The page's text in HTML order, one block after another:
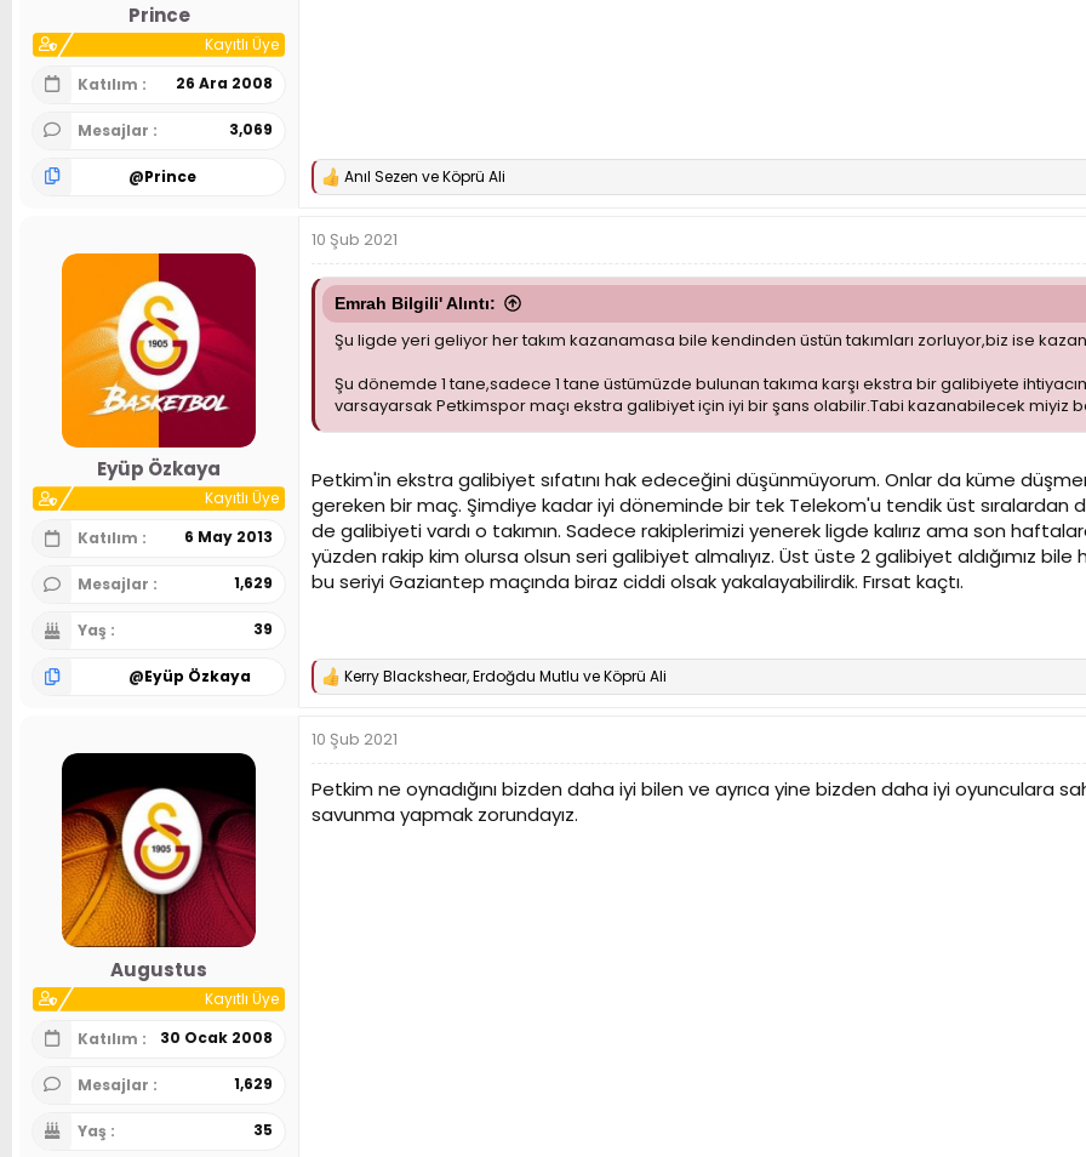
Prince
Kayıtlı Üye
Katılım
26 Ara 2008
Mesajlar 3,069
@Prince
T
k
i
l
e
r
Anıl Sezen veKöprü Ali
Eyüp Özkaya
Kayıtlı Üye
Katılım
6 May 2013
Mesajlar 1,629
Yaş 39
@Eyüp Özkaya
10 Şub 2021
Emrah Bilgili' Alıntı:
Şu ligde yeri geliyor her takım kazanamasa bile kendinden üstün takımları zorluyor,biz ise
Şu dönemde 1 tane,sadece 1 tane üstümüzde bulunan takıma karşı ekstra bir galibiyete
varsayarsak Petkimspor maçı ekstra galibiyet için iyi bir şans olabilir.Tabi kazanabilecek miyiz
Petkim'in ekstra galibiyet sıfatını hak edeceğini düşünmüyorum. Onlar da küme
gereken bir maç. Şimdiye kadar iyi döneminde bir tek Telekom'u tendik üst sıralardan
de galibiyeti vardı o takımın. Sadece rakiplerimizi yenerek ligde kalırız ama son
yüzden rakip kim olursa olsun seri galibiyet almalıyız. Üst üste 2 galibiyet aldığımız
bu seriyi Gaziantep maçında biraz ciddi olsak yakalayabilirdik. Fırsat kaçtı.
T
k
i
l
e
r
Kerry Blackshear,Erdoğdu Mutlu veKöprü Ali
Augustus
Kayıtlı Üye
Katılım
30 Ocak 2008
Mesajlar 1,629
Yaş 35
10 Şub 2021
Petkim ne oynadığını bizden daha iyi bilen ve ayrıca yine bizden daha iyi oyunculara
savunma yapmak zorundayız.